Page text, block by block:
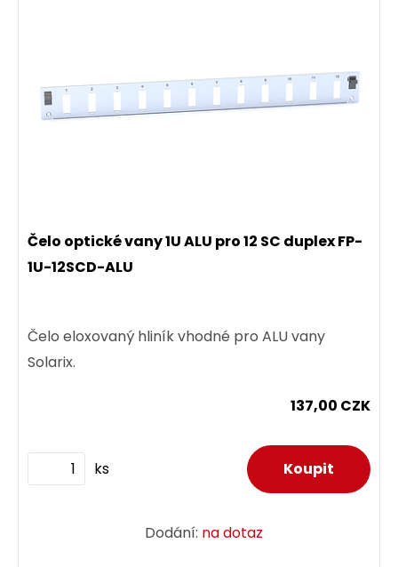
Čelo optické vany 1U ALU pro 12 SC duplex FP-
1U-12SCD-ALU
Čelo eloxovaný hliník vhodné pro ALU vany
Solarix.
137,00 CZK
ks
Dodání: na dotaz